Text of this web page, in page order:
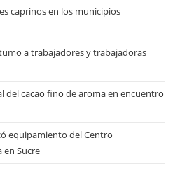
caprinos en los municipios
a trabajadores y trabajadoras
del cacao fino de aroma en encuentro
equipamiento del Centro
Sucre